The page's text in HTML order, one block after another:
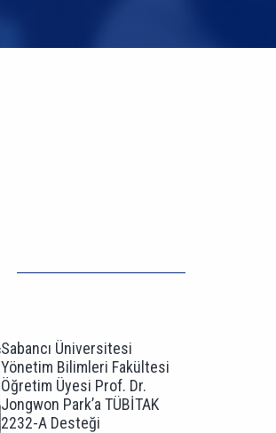
Sabancı Üniversitesi
Yönetim Bilimleri Fakültesi
Öğretim Üyesi Prof. Dr.
Jongwon Park’a TÜBİTAK
2232-A Desteği